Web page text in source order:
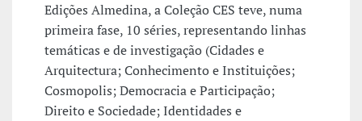
Edições Almedina, a Coleção CES teve, numa
primeira fase, 10 séries, representando linhas
temáticas e de investigação (Cidades e
Arquitectura; Conhecimento e Instituições;
Cosmopolis; Democracia e Participação;
Direito e Sociedade; Identidades e